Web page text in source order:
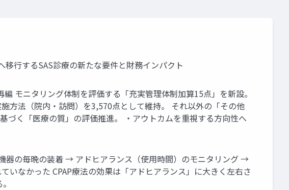
行するSAS診療の新たな要件と財務インパクト
モニタリング体制を評価する「充実管理体制加算15点」を新設。
方法（院内・訪問）を3,570点として維持。 それ以外の「その他
づく「医療の質」の評価推進。 ・アウトカムを重視する方向性へ
器の毎晩の装着 → アドヒアランス（使用時間）のモニタリング →
いなかった CPAP療法の効果は「アドヒアランス」に大きく左右さ